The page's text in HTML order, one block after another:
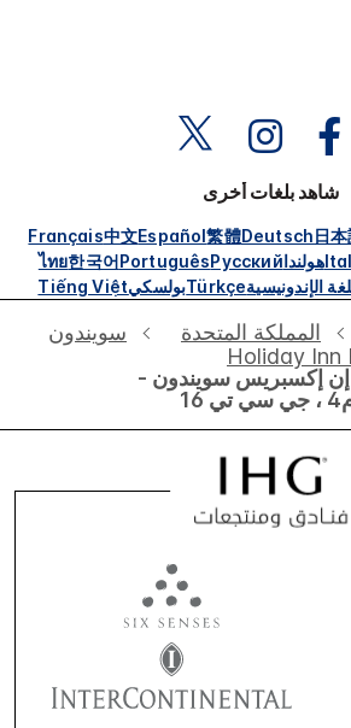
شاهد بلغات أخرى
日
Deutsch
繁體
Español
中文
Français
هولنداРусский
Português
한국어
ไทย
الإندونيسيةTürkçeبولسكيTiếng Việt
‫‫المملكة المتحدة
سويندون
Holiday Inn
إن إكسبريس سويندون -